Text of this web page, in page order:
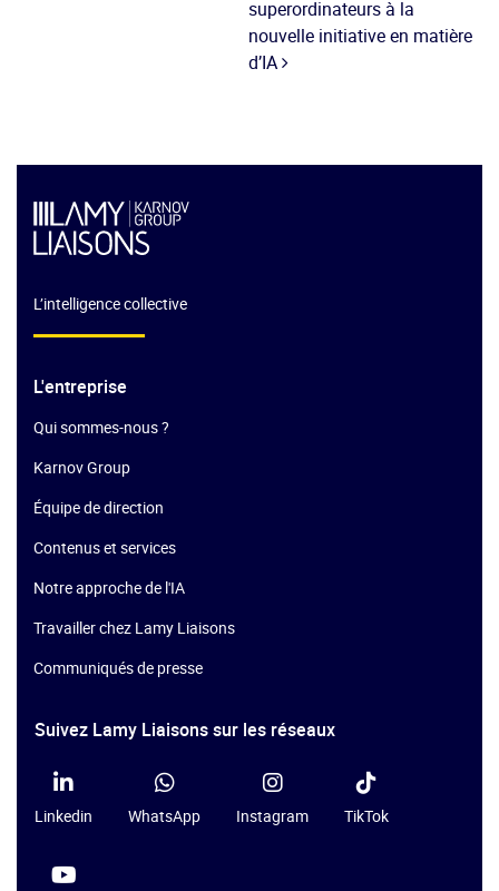
superordinateurs à la
nouvelle initiative en matière
d’IA
L’intelligence collective
L'entreprise
Qui sommes-nous ?
Karnov Group
Équipe de direction
Contenus et services
Notre approche de l'IA
Travailler chez Lamy Liaisons
Communiqués de presse
Suivez Lamy Liaisons sur les réseaux
Linkedin WhatsApp Instagram TikTok